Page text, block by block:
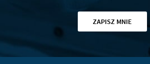
ZAPISZ MNIE